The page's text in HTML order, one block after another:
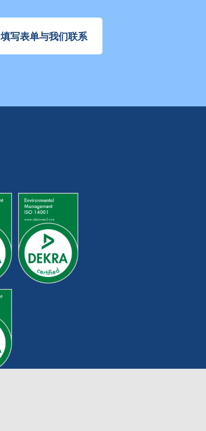
填写表单与我们联系